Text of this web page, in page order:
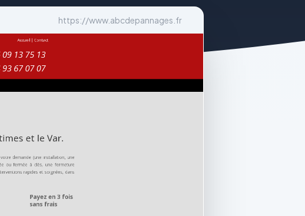
https://www.abcdepannages.fr